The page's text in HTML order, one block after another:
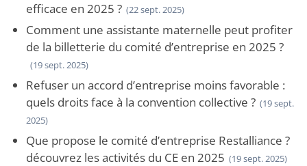
efficace en 2025 ? (22 sept. 2025)
Comment une assistante maternelle peut profiter
de la billetterie du comité d’entreprise en 2025 ?
(19 sept. 2025)
Refuser un accord d’entreprise moins favorable :
quels droits face à la convention collective ? (19 sept.
2025)
Que propose le comité d’entreprise Restalliance ?
découvrez les activités du CE en 2025 (19 sept. 2025)